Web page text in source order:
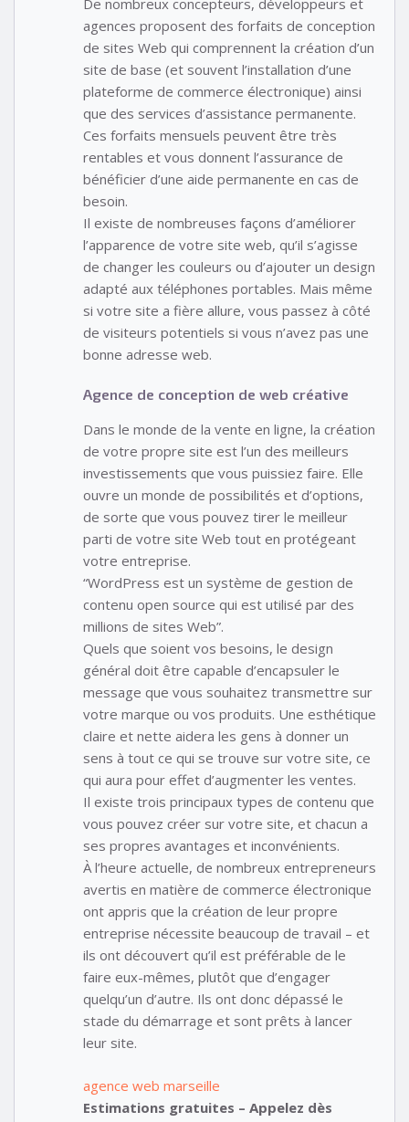
agences proposent des forfaits de conception
de sites Web qui comprennent la création d’un
site de base (et souvent l’installation d’une
plateforme de commerce électronique) ainsi
que des services d’assistance permanente.
Ces forfaits mensuels peuvent être très
rentables et vous donnent l’assurance de
bénéficier d’une aide permanente en cas de
besoin.
Il existe de nombreuses façons d’améliorer
l’apparence de votre site web, qu’il s’agisse
de changer les couleurs ou d’ajouter un design
adapté aux téléphones portables. Mais même
si votre site a fière allure, vous passez à côté
de visiteurs potentiels si vous n’avez pas une
bonne adresse web.
Agence de conception de web créative
Dans le monde de la vente en ligne, la création
de votre propre site est l’un des meilleurs
investissements que vous puissiez faire. Elle
ouvre un monde de possibilités et d’options,
de sorte que vous pouvez tirer le meilleur
parti de votre site Web tout en protégeant
votre entreprise.
“WordPress est un système de gestion de
contenu open source qui est utilisé par des
millions de sites Web”.
Quels que soient vos besoins, le design
général doit être capable d’encapsuler le
message que vous souhaitez transmettre sur
votre marque ou vos produits. Une esthétique
claire et nette aidera les gens à donner un
sens à tout ce qui se trouve sur votre site, ce
qui aura pour effet d’augmenter les ventes.
Il existe trois principaux types de contenu que
vous pouvez créer sur votre site, et chacun a
ses propres avantages et inconvénients.
À l’heure actuelle, de nombreux entrepreneurs
avertis en matière de commerce électronique
ont appris que la création de leur propre
entreprise nécessite beaucoup de travail – et
ils ont découvert qu’il est préférable de le
faire eux-mêmes, plutôt que d’engager
quelqu’un d’autre. Ils ont donc dépassé le
stade du démarrage et sont prêts à lancer
leur site.
agence web marseille
Estimations gratuites – Appelez dès